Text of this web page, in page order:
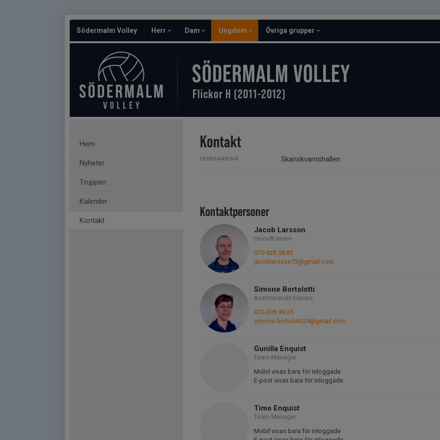
Södermalm Volley Herr Dam Ungdom Övriga grupper
SÖDERMALM VOLLEY
Flickor H (2011-2012)
Hem
Nyheter
Truppen
Kalender
Kontakt
Kontakt
HEMMAARENA Skanskvarnshallen
Kontaktpersoner
Jacob Larsson
Huvudtränare
070-926 38 83
jacoblarsson73@gmail.com
Simone Bortolotti
Assisterande tränare
370-305 99 35
simone.bortolotti24@gmail.com
Gunilla Enquist
Team Manager
Mobil visas bara för inloggade
E-post visas bara för inloggade
Timo Enquist
Team Manager
Mobil visas bara för inloggade